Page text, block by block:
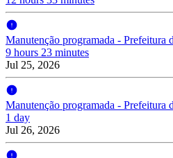
Manutenção programada - Prefeitura
9 hours 23 minutes
Jul 25, 2026
Manutenção programada - Prefeitura
1 day
Jul 26, 2026